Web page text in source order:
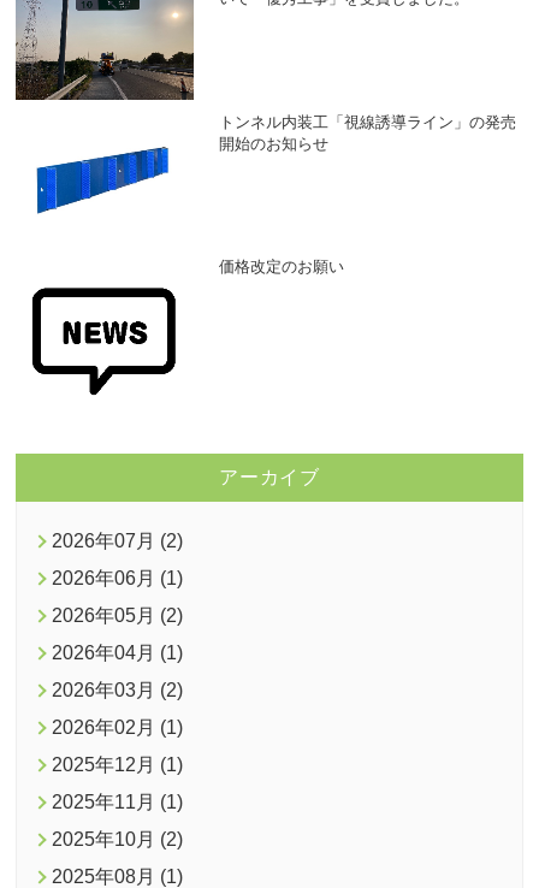
トンネル内装工「視線誘導ライン」の発売
開始のお知らせ
価格改定のお願い
アーカイブ
2026年07月 (2)
2026年06月 (1)
2026年05月 (2)
2026年04月 (1)
2026年03月 (2)
2026年02月 (1)
2025年12月 (1)
2025年11月 (1)
2025年10月 (2)
2025年08月 (1)